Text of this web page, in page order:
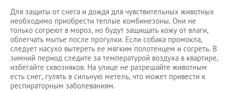
Для защиты от снега и дождя для чувствительных животных
необходимо приобрести теплые комбинезоны. Они не
только согреют в мороз, но будут защищать кожу от влаги,
облегчать мытье после прогулки. Если собака промокла,
следует насухо вытереть ее мягким полотенцем и согреть. В
зимний период следите за температурой воздуха в квартире,
избегайте сквозняков. На улице не разрешайте животным
есть снег, гулять в сильную метель, что может привести к
респираторным заболеваниям.